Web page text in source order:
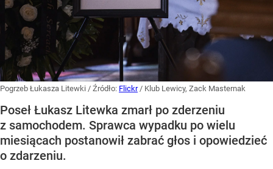
Pogrzeb Łukasza Litewki / Źródło: Flickr / Klub Lewicy, Zack Masternak
Poseł Łukasz Litewka zmarł po zderzeniu
z samochodem. Sprawca wypadku po wielu
miesiącach postanowił zabrać głos i opowiedzieć
o zdarzeniu.